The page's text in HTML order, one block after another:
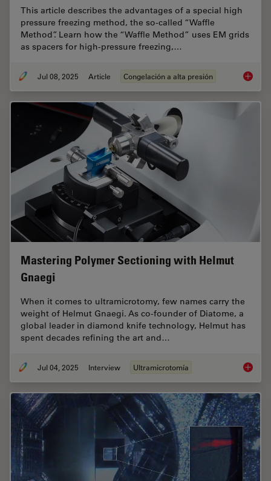
This article describes the advantages of a special high
pressure freezing method, the so-called “Waffle
Method”. Learn how the “Waffle Method” uses EM grids
as spacers for high-pressure freezing,…
Jul 08, 2025 Article Congelación a alta presión The
Mastering Polymer Sectioning with Helmut
Gnaegi
When it comes to ultramicrotomy, few names carry the
weight of Helmut Gnaegi. As co-founder of Diatome, a
global leader in diamond knife technology, Helmut has
spent decades refining the art and…
Jul 04, 2025 Interview Ultramicrotomía